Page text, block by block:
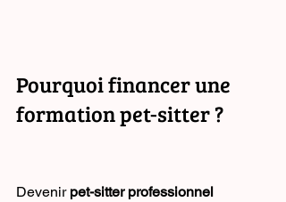
Pourquoi financer une
formation pet-sitter ?
Devenir pet-sitter professionnel